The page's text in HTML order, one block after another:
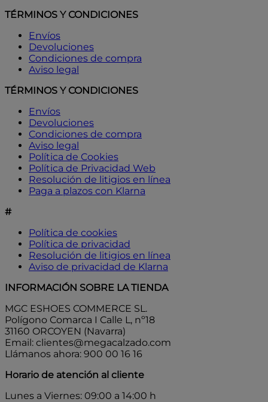
TÉRMINOS Y CONDICIONES
Envíos
Devoluciones
Condiciones de compra
Aviso legal
TÉRMINOS Y CONDICIONES
Envíos
Devoluciones
Condiciones de compra
Aviso legal
Política de Cookies
Política de Privacidad Web
Resolución de litigios en línea
Paga a plazos con Klarna
#
Política de cookies
Política de privacidad
Resolución de litigios en línea
Aviso de privacidad de Klarna
INFORMACIÓN SOBRE LA TIENDA
MGC ESHOES COMMERCE SL.
Polígono Comarca I Calle L, nº18
31160 ORCOYEN (Navarra)
Email: clientes@megacalzado.com
Llámanos ahora: 900 00 16 16
Horario de atención al cliente
Lunes a Viernes: 09:00 a 14:00 h